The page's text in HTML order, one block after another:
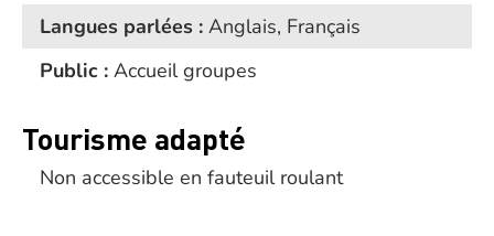
Langues parlées : Anglais, Français
Public : Accueil groupes
Tourisme adapté
Non accessible en fauteuil roulant